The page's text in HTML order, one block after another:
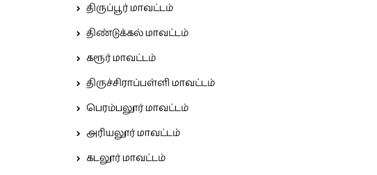
திருப்பூர் மாவட்டம்
திண்டுக்கல் மாவட்டம்
கரூர் மாவட்டம்
திருச்சிராப்பள்ளி மாவட்டம்
பெரம்பலூர் மாவட்டம்
அரியலூர் மாவட்டம்
கடலூர் மாவட்டம்